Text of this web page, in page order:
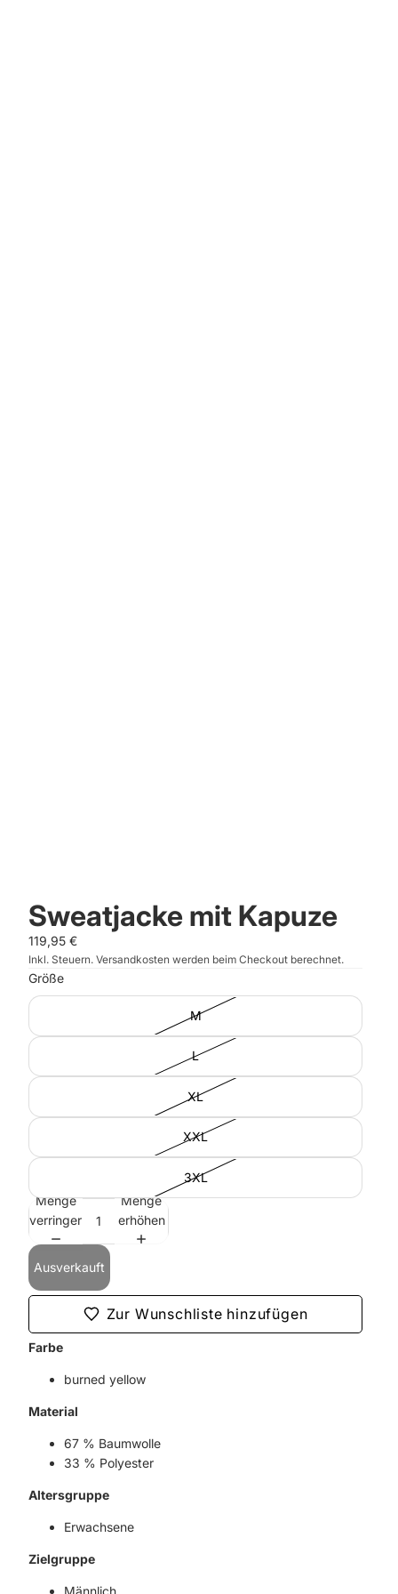
Sweatjacke mit Kapuze
119,95 €
Inkl. Steuern. Versandkosten werden beim Checkout berechnet.
Größe
M
L
XL
XXL
3XL
Menge
verringern
Menge
erhöhen
Ausverkauft
Zur Wunschliste hinzufügen
Farbe
burned yellow
Material
67 % Baumwolle
33 % Polyester
Altersgruppe
Erwachsene
Zielgruppe
Männlich